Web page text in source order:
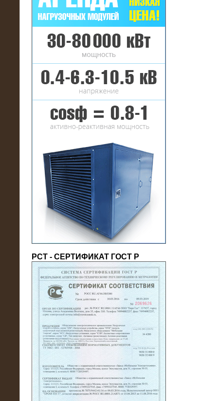
16.01.2017
Аренда нагрузочного комплекса 22
МВт (10 кВ) на газовое
месторождение
17.10.2016
Резистивный высоковольтный
нагрузочный модуль 5 МВт
(напряжение 6/10 кВ)
21.08.2016
На производственное предприятие
модули 20 МВт (0,4 кВ)
РСТ - СЕРТИФИКАТ ГОСТ Р